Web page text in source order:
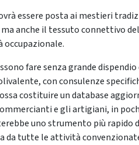
essere posta ai mestieri
anche il tessuto connettivo
fare senza grande
con consulenze
costituire un database
e gli artigiani, in
uno strumento più rapido
da tutte le attività